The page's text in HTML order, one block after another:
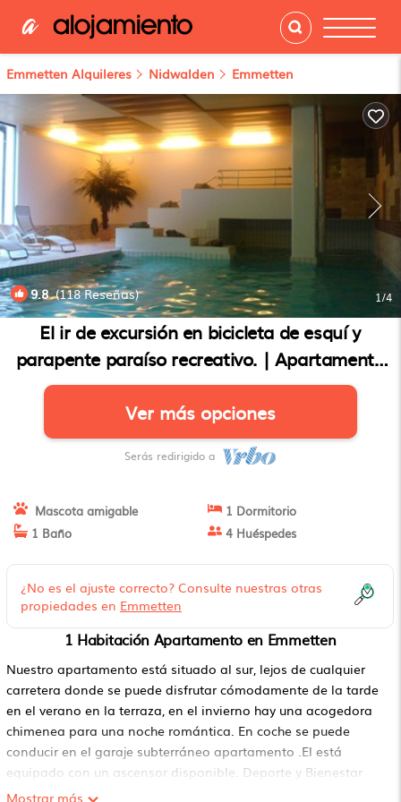
Emmetten Alquileres Nidwalden Emmetten
9.8(118 Reseñas) 1/4
El ir de excursión en bicicleta de esquí y
parapente paraíso recreativo. | Apartamento
en Emmetten
Ver más opciones
Serás redirigido a
Mascota amigable
1 Dormitorio
1 Baño
4 Huéspedes
¿No es el ajuste correcto? Consulte nuestras otras
propiedades en Emmetten
1 Habitación Apartamento en Emmetten
Nuestro apartamento está situado al sur, lejos de cualquier
carretera donde se puede disfrutar cómodamente de la tarde
en el verano en la terraza, en el invierno hay una acogedora
chimenea para una noche romántica. En coche se puede
conducir en el garaje subterráneo apartamento .El está
equipado con un ascensor disponible. Deporte y Bienestar
ellos está asegurado el gimnasio pista de tenis gratuita,
Mostrar más